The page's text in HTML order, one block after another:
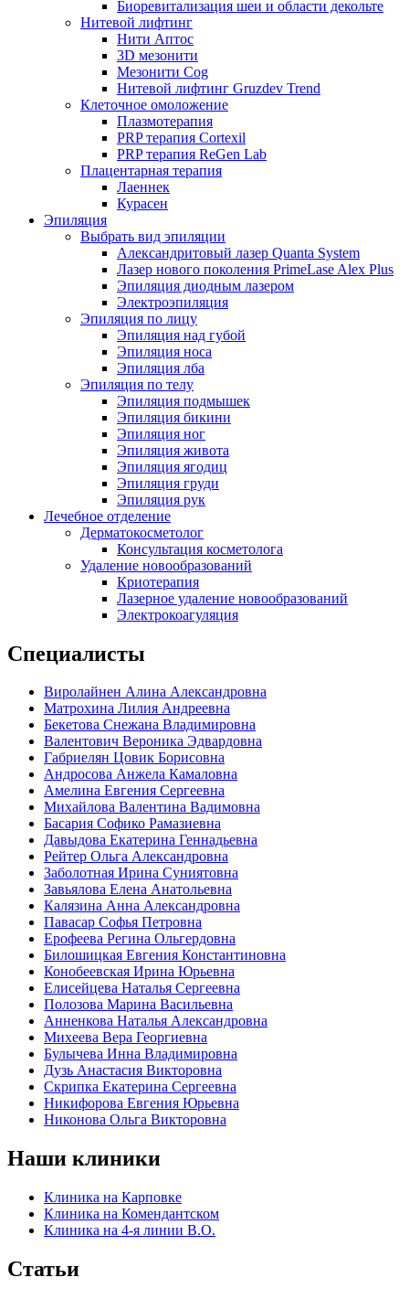
Биоревитализация шеи и области декольте
Нитевой лифтинг
Нити Аптос
3D мезонити
Мезонити Cog
Нитевой лифтинг Gruzdev Trend
Клеточное омоложение
Плазмотерапия
PRP терапия Cortexil
PRP терапия ReGen Lab
Плацентарная терапия
Лаеннек
Курасен
Эпиляция
Выбрать вид эпиляции
Александритовый лазер Quanta System
Лазер нового поколения PrimeLase Alex Plus
Эпиляция диодным лазером
Электроэпиляция
Эпиляция по лицу
Эпиляция над губой
Эпиляция носа
Эпиляция лба
Эпиляция по телу
Эпиляция подмышек
Эпиляция бикини
Эпиляция ног
Эпиляция живота
Эпиляция ягодиц
Эпиляция груди
Эпиляция рук
Лечебное отделение
Дерматокосметолог
Консультация косметолога
Удаление новообразований
Криотерапия
Лазерное удаление новообразований
Электрокоагуляция
Специалисты
Виролайнен Алина Александровна
Матрохина Лилия Андреевна
Бекетова Снежана Владимировна
Валентович Вероника Эдвардовна
Габриелян Цовик Борисовна
Андросова Анжела Камаловна
Амелина Евгения Сергеевна
Михайлова Валентина Вадимовна
Басария Софико Рамазиевна
Давыдова Екатерина Геннадьевна
Рейтер Ольга Александровна
Заболотная Ирина Суниятовна
Завьялова Елена Анатольевна
Калязина Анна Александровна
Павасар Софья Петровна
Ерофеева Регина Ольгердовна
Билошицкая Евгения Константиновна
Конобеевская Ирина Юрьевна
Елисейцева Наталья Сергеевна
Полозова Марина Васильевна
Анненкова Наталья Александровна
Михеева Вера Георгиевна
Булычева Инна Владимировна
Дузь Анастасия Викторовна
Скрипка Екатерина Сергеевна
Никифорова Евгения Юрьевна
Никонова Ольга Викторовна
Наши клиники
Клиника на Карповке
Клиника на Комендантском
Клиника на 4-я линии В.О.
Статьи